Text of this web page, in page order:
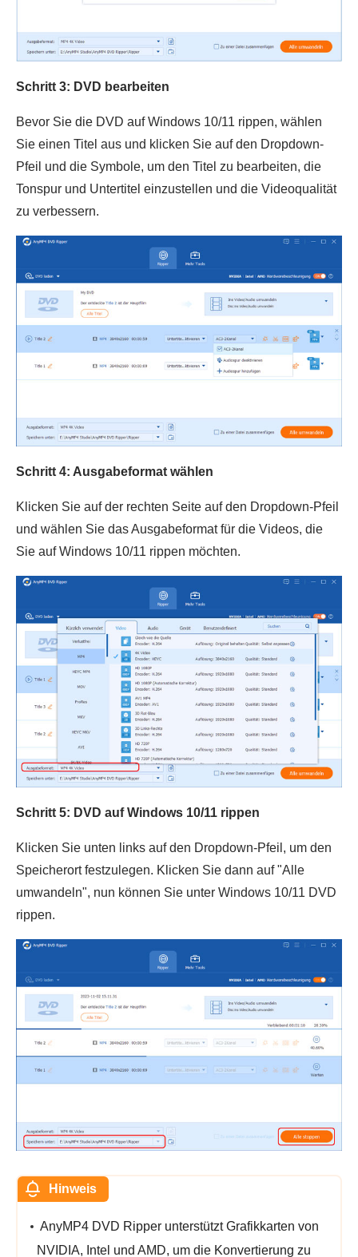
Schritt 3: DVD bearbeiten
Bevor Sie die DVD auf Windows 10/11 rippen, wählen
Sie einen Titel aus und klicken Sie auf den Dropdown-
Pfeil und die Symbole, um den Titel zu bearbeiten, die
Tonspur und Untertitel einzustellen und die Videoqualität
zu verbessern.
Schritt 4: Ausgabeformat wählen
Klicken Sie auf der rechten Seite auf den Dropdown-Pfeil
und wählen Sie das Ausgabeformat für die Videos, die
Sie auf Windows 10/11 rippen möchten.
Schritt 5: DVD auf Windows 10/11 rippen
Klicken Sie unten links auf den Dropdown-Pfeil, um den
Speicherort festzulegen. Klicken Sie dann auf "Alle
umwandeln", nun können Sie unter Windows 10/11 DVD
rippen.
Hinweis
AnyMP4 DVD Ripper unterstützt Grafikkarten von
NVIDIA, Intel und AMD, um die Konvertierung zu